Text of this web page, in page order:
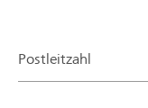
Postleitzahl